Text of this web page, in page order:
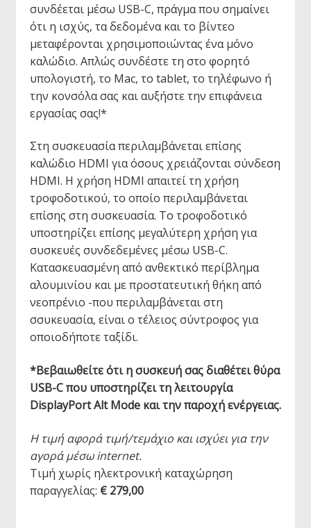
συνδέεται μέσω USB-C, πράγμα που σημαίνει
ότι η ισχύς, τα δεδομένα και το βίντεο
μεταφέρονται χρησιμοποιώντας ένα μόνο
καλώδιο. Απλώς συνδέστε τη στο φορητό
υπολογιστή, το Mac, το tablet, το τηλέφωνο ή
την κονσόλα σας και αυξήστε την επιφάνεια
εργασίας σας!*
Στη συσκευασία περιλαμβάνεται επίσης
καλώδιο HDMI για όσους χρειάζονται σύνδεση
HDMI. Η χρήση HDMI απαιτεί τη χρήση
τροφοδοτικού, το οποίο περιλαμβάνεται
επίσης στη συσκευασία. Το τροφοδοτικό
υποστηρίζει επίσης μεγαλύτερη χρήση για
συσκευές συνδεδεμένες μέσω USB-C.
Κατασκευασμένη από ανθεκτικό περίβλημα
αλουμινίου και με προστατευτική θήκη από
νεοπρένιο -που περιλαμβάνεται στη
σσυκευασία, είναι ο τέλειος σύντροφος για
οποιοδήποτε ταξίδι.
*Βεβαιωθείτε ότι η συσκευή σας διαθέτει θύρα
USB-C που υποστηρίζει τη λειτουργία
DisplayPort Alt Mode και την παροχή ενέργειας.
Η τιμή αφορά τιμή/τεμάχιο και ισχύει για την
αγορά μέσω internet.
Τιμή χωρίς ηλεκτρονική καταχώρηση
παραγγελίας: € 279,00